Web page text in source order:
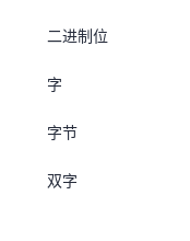
二进制位
字
字节
双字